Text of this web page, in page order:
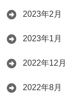
2023年2月
2023年1月
2022年12月
2022年8月